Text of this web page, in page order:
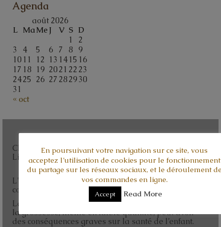
Agenda
août 2026
L MaMeJ V S D
« oct
1
2
3
4 5 6 7 8 9
10 11 12 13 1415 16
17 18 19 2021 22 23
2425 26 27 282930
31
Champagne Baroni, vente en ligne et en direct.
Livraison sur toute la France et Corse.
L'abus d'alcool est dangereux pour la santé. A
consommer avec modération.
La consommation de boissons alcoolisées pendant
la grossesse, même en faible quantité, peut avoir
des conséquences graves sur la santé de l’enfant.
En poursuivant votre navigation sur ce site, vous
acceptez l’utilisation de cookies pour le fonctionnement
du partage sur les réseaux sociaux, et le déroulement
vos commandes en ligne.
Accept Read More